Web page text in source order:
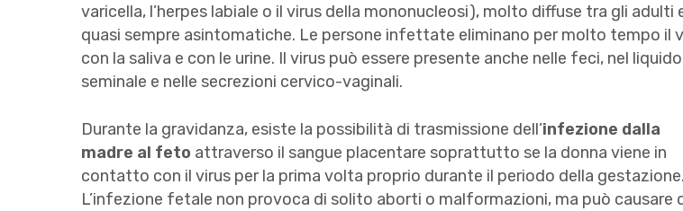
varicella, l’herpes labiale o il virus della mononucleosi), molto diffuse tra gli adulti
quasi sempre asintomatiche. Le persone infettate eliminano per molto tempo il
con la saliva e con le urine. Il virus può essere presente anche nelle feci, nel liquido
seminale e nelle secrezioni cervico-vaginali.
Durante la gravidanza, esiste la possibilità di trasmissione dell’infezione dalla
madre al feto attraverso il sangue placentare soprattutto se la donna viene in
contatto con il virus per la prima volta proprio durante il periodo della gestazione.
L’infezione fetale non provoca di solito aborti o malformazioni, ma può causare